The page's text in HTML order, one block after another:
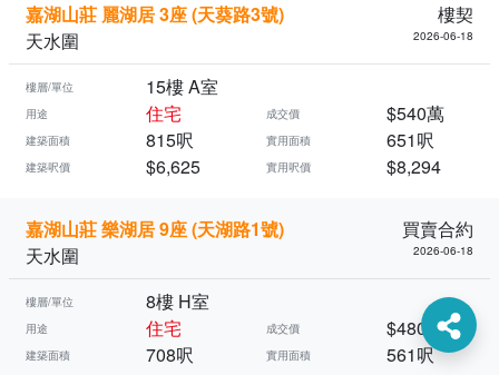
嘉湖山莊 麗湖居 3座 (天葵路3號)
樓契
天水圍
2026-06-18
樓層/單位 15樓 A室
用途 住宅 成交價 $540萬
建築面積 815呎 實用面積 651呎
建築呎價 $6,625 實用呎價 $8,294
嘉湖山莊 樂湖居 9座 (天湖路1號)
買賣合約
天水圍
2026-06-18
樓層/單位 8樓 H室
用途 住宅 成交價 $480萬
建築面積 708呎 實用面積 561呎